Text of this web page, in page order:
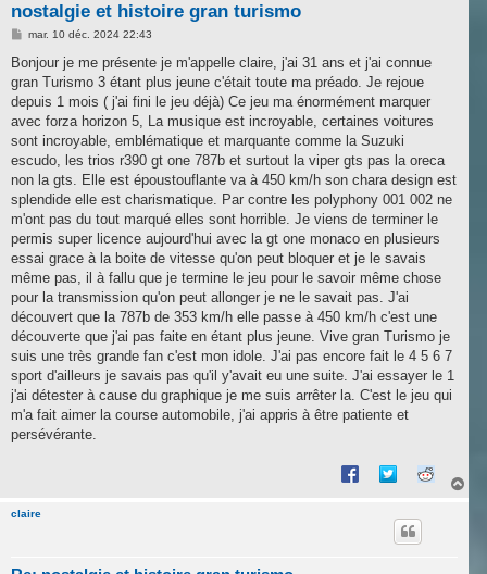
nostalgie et histoire gran turismo
M
s
a
g
e
mar. 10 déc. 2024 22:43
Bonjour je me présente je m'appelle claire, j'ai 31 ans et j'ai connue
gran Turismo 3 étant plus jeune c'était toute ma préado. Je rejoue
depuis 1 mois ( j'ai fini le jeu déjà) Ce jeu ma énormément marquer
avec forza horizon 5, La musique est incroyable, certaines voitures
sont incroyable, emblématique et marquante comme la Suzuki
escudo, les trios r390 gt one 787b et surtout la viper gts pas la oreca
non la gts. Elle est époustouflante va à 450 km/h son chara design est
splendide elle est charismatique. Par contre les polyphony 001 002 ne
m'ont pas du tout marqué elles sont horrible. Je viens de terminer le
permis super licence aujourd'hui avec la gt one monaco en plusieurs
essai grace à la boite de vitesse qu'on peut bloquer et je le savais
même pas, il à fallu que je termine le jeu pour le savoir même chose
pour la transmission qu'on peut allonger je ne le savait pas. J'ai
découvert que la 787b de 353 km/h elle passe à 450 km/h c'est une
découverte que j'ai pas faite en étant plus jeune. Vive gran Turismo je
suis une très grande fan c'est mon idole. J'ai pas encore fait le 4 5 6 7
sport d'ailleurs je savais pas qu'il y'avait eu une suite. J'ai essayer le 1
j'ai détester à cause du graphique je me suis arrêter la. C'est le jeu qui
m'a fait aimer la course automobile, j'ai appris à être patiente et
persévérante.
claire